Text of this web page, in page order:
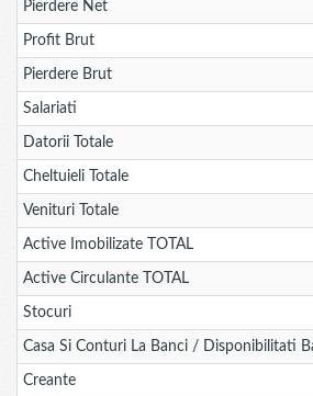
Pierdere Net
Profit Brut
Pierdere Brut
Salariati
Datorii Totale
Cheltuieli Totale
Venituri Totale
Active Imobilizate TOTAL
Active Circulante TOTAL
Stocuri
Casa Si Conturi La Banci / Disponibilitati
Creante